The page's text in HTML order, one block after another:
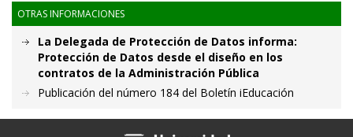
OTRAS INFORMACIONES
La Delegada de Protección de Datos informa:
Protección de Datos desde el diseño en los
contratos de la Administración Pública
Publicación del número 184 del Boletín iEducación